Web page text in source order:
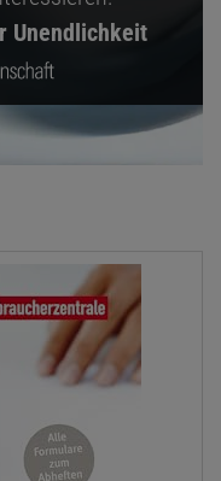
Unendlichkeit